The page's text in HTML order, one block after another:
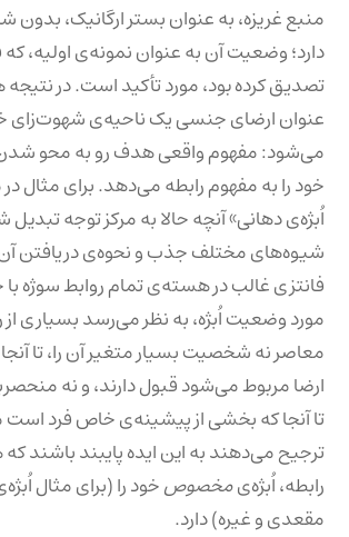
منبع غریزه، به عنوان بستر ارگانیک،
دارد؛ وضعیت آن به عنوان نمونه‌ی اولیه، که
تصدیق کرده بود، مورد تأکید است. در
عنوان ارضای جنسی یک ناحیه‌ی شهوت‌زای
می‌شود: مفهوم واقعی هدف رو به محو
خود را به مفهوم رابطه می‌دهد. برای مثال
اُبژه‌ی دهانی» آنچه حالا به مرکز توجه
شیوه‌های مختلف جذب و نحوه‌ی دریافتن آن
فانتزی غالب در هسته‌ی تمام روابط سوژه
مورد وضعیت اُبژه، به نظر می‌رسد بسیاری از
معاصر نه شخصیت بسیار متغیر آن را، تا
ارضا مربوط می‌شود قبول دارند، و نه
تا آنجا که بخشی از پیشینه‌ی خاص فرد است
ترجیح می‌دهند به این ایده پایبند باشند که
رابطه، اُبژه‌یمخصوصخود را (برای مثال
مقعدی و غیره) دارد.